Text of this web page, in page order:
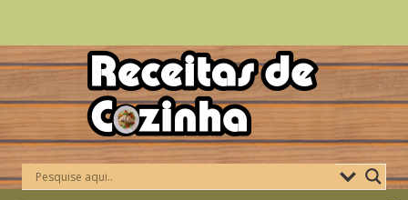
Skip
to
content